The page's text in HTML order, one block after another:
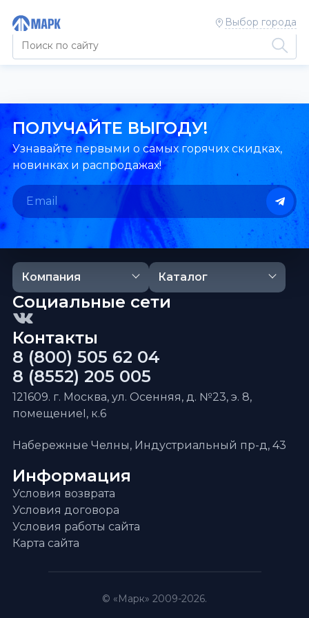
Выбор города
ПОЛУЧАЙТЕ ВЫГОДУ!
Узнавайте первыми о самых горячих скидках,
новинках и распродажах!
Компания Каталог
Информация
Условия возврата
Условия договора
Условия работы сайта
Карта сайта
Контакты
8 (800) 505 62 04
8 (8552) 205 005
121609. г. Москва, ул. Осенняя, д. №23, э. 8,
помещениеI, к.6
Набережные Челны, Индустриальный пр-д, 43
Социальные сети
© «Марк» 2009-2026.